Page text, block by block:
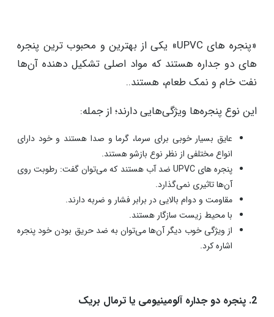
«پنجره های UPVC» یکی از بهترین و محبوب ‌ترین پنجره
های دو جداره هستند که مواد اصلی تشکیل دهنده آن‌ها
نفت خام و نمک طعام، هستند..
این نوع پنجره‌ها ویژگی‌هایی دارند؛ از جمله:
عایق بسیار خوبی برای سرما، گرما و صدا هستند و خود دارای
انواع مختلفی از نظر نوع بازشو هستند.
پنجره های UPVC ضد آب هستند که می‌توان گفت: رطوبت روی
آن‌ها تاثیری نمی‌گذارد.
مقاومت و دوام بالایی در برابر فشار و ضربه دارند.
با محیط زیست سازگار هستند.
از ویژگی خوب دیگر آ‌ن‌ها می‌توان به ضد حریق بودن خود پنجره
اشاره کرد.